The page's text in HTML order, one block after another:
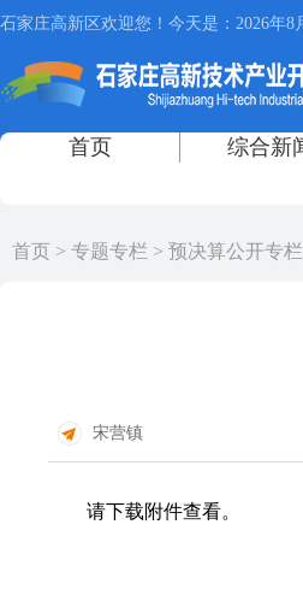
首页 > 专题专栏 > 预决算公开专栏
宋营镇
请下载附件查看。